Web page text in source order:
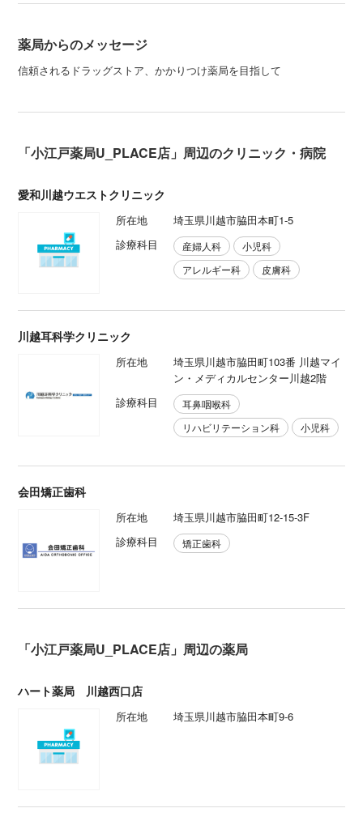
薬局からのメッセージ
信頼されるドラッグストア、かかりつけ薬局を目指して
「小江戸薬局U_PLACE店」周辺のクリニック・病院
愛和川越ウエストクリニック
所在地
埼玉県川越市脇田本町1-5
診療科目
産婦人科
小児科
アレルギー科
皮膚科
川越耳科学クリニック
所在地
埼玉県川越市脇田町103番 川越マイ
ン・メディカルセンター川越2階
診療科目
耳鼻咽喉科
リハビリテーション科
小児科
会田矯正歯科
所在地
埼玉県川越市脇田町12-15-3F
診療科目
矯正歯科
「小江戸薬局U_PLACE店」周辺の薬局
ハート薬局 川越西口店
所在地 埼玉県川越市脇田本町9-6